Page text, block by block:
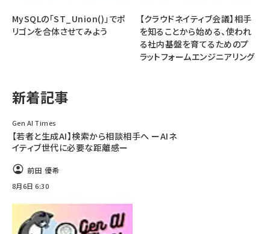
genai (1477)
abc123 (1352)
MySQLの「ST_Union()」でポ
リゴンを合体させてみよう
【クラウドネイティブ会議】相手
を知ることから始める、使われ
る社内基盤を育てるためのプ
ラットフォームエンジニアリング
新着記事
Gen AI Times
【若者と生成AI】検索から相談相手へ ーAIネ
イティブ世代に必要な距離感ー
前田 優希
8月6日 6:30